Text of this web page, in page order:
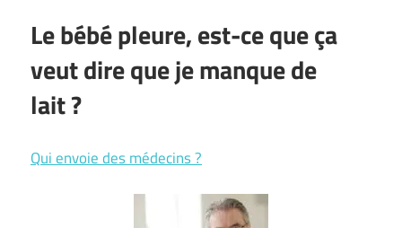
Le bébé pleure, est-ce que ça
veut dire que je manque de
lait ?
Qui envoie des médecins ?